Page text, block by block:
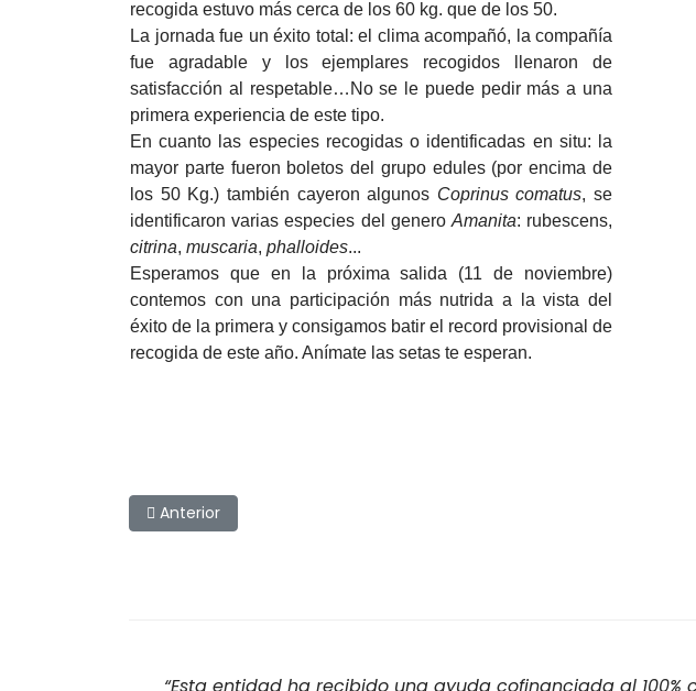
recogida estuvo más cerca de los 60 kg. que de los 50.
La jornada fue un éxito total: el clima acompañó, la compañía
fue agradable y los ejemplares recogidos llenaron de
satisfacción al respetable…No se le puede pedir más a una
primera experiencia de este tipo.
En cuanto las especies recogidas o identificadas en situ: la
mayor parte fueron boletos del grupo edules (por encima de
los 50 Kg.) también cayeron algunos Coprinus comatus, se
identificaron varias especies del genero Amanita: rubescens,
citrina, muscaria, phalloides...
Esperamos que en la próxima salida (11 de noviembre)
contemos con una participación más nutrida a la vista del
éxito de la primera y consigamos batir el record provisional de
recogida de este año. Anímate las setas te esperan.
Artículo anterior: Salida a por Setas 2.007
Anterior